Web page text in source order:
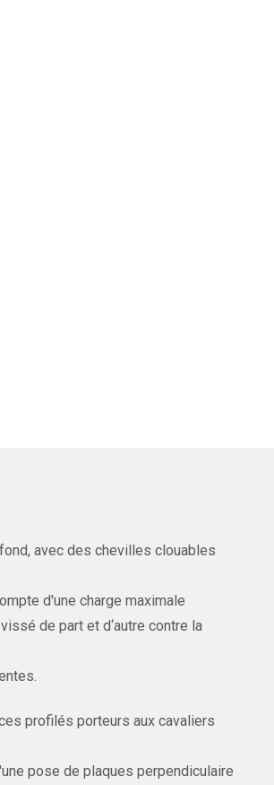
avec des chevilles clouables
d'une charge maximale
de part et d‘autre contre la
profilés porteurs aux cavaliers
pose de plaques perpendiculaire